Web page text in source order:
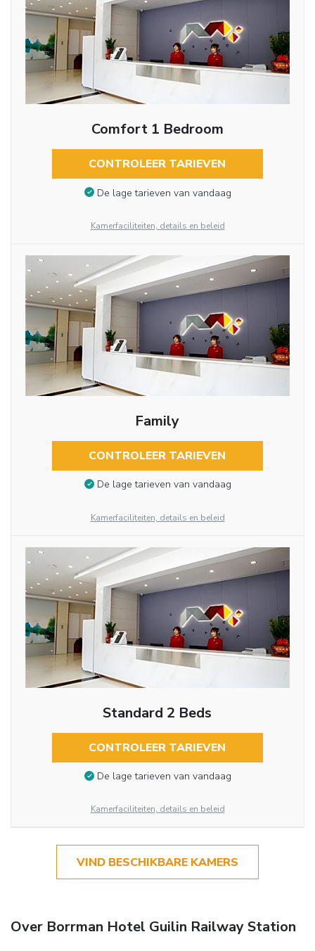
Comfort 1 Bedroom
CONTROLEER TARIEVEN
De lage tarieven van vandaag
Kamerfaciliteiten, details en beleid
Family
CONTROLEER TARIEVEN
De lage tarieven van vandaag
Kamerfaciliteiten, details en beleid
Standard 2 Beds
CONTROLEER TARIEVEN
De lage tarieven van vandaag
Kamerfaciliteiten, details en beleid
VIND BESCHIKBARE KAMERS
Over Borrman Hotel Guilin Railway Station